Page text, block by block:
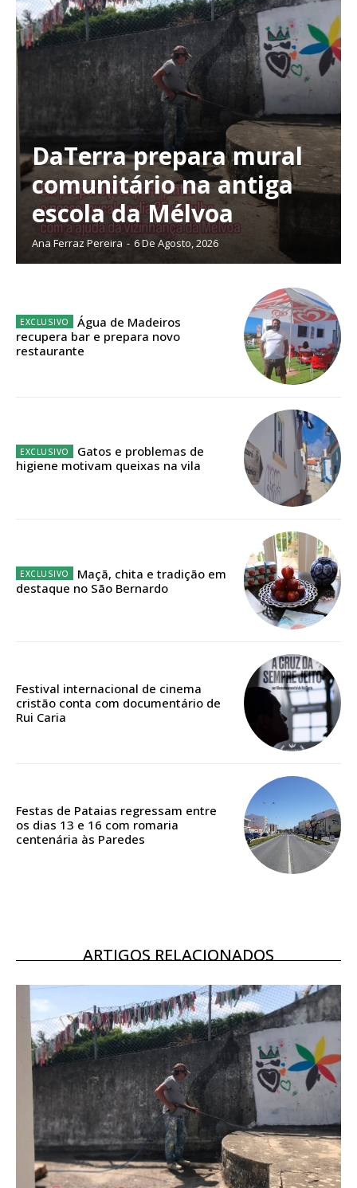
Planos de Assinatura
Faça-se assinante do Região de Cister e ajude-nos a manter este serviço
público!
Sendo assinante terá acesso a todos os conteúdos exclusivos e versões
digitais.
Escolha o plano de assinatura desejado:
ASSINATURA
IMPRESSA
12 meses
Acesso aos conteúdos Exclusivos para
assinantes
16€
Acesso aos conteúdos Exclusivos para
assinantes
Ofertas para assinatura anual
DaTerra prepara mural
comunitário na antiga
escola da Mélvoa
Ana Ferraz Pereira - 6 De Agosto, 2026
Água de Madeiros
recupera bar e prepara novo
restaurante
Gatos e problemas de
higiene motivam queixas na vila
Maçã, chita e tradição em
destaque no São Bernardo
Festival internacional de cinema
cristão conta com documentário de
Rui Caria
Festas de Pataias regressam entre
os dias 13 e 16 com romaria
centenária às Paredes
ARTIGOS RELACIONADOS